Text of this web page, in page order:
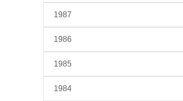
1987
1986
1985
1984